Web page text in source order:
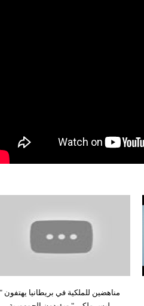
مناهضين للملكية في بريطانيا يهتفون "